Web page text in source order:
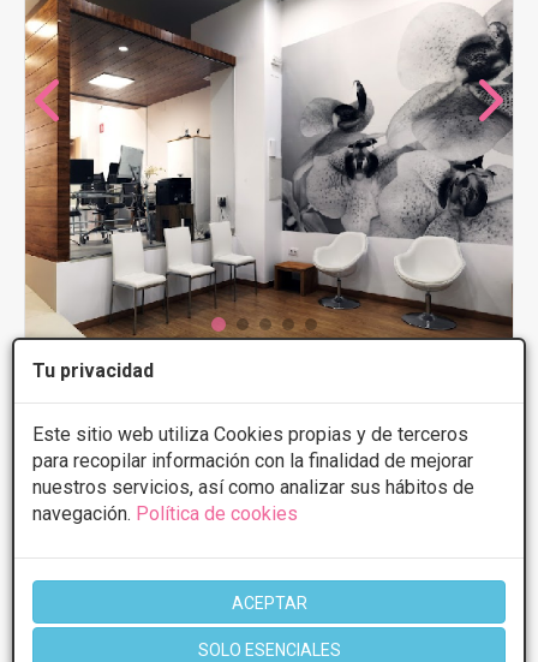
Tu privacidad
Este sitio web utiliza Cookies propias y de terceros
para recopilar información con la finalidad de mejorar
nuestros servicios, así como analizar sus hábitos de
navegación. Política de cookies
ACEPTAR
SOLO ESENCIALES
Clinica Nova - Medicina Estetica
Avenida de los Molinos 7, Córdoba VER MAPA
PRIMERA CONSULTA GRATUITA & FINANCIACIÓN A
Presupuestos con10% de descuento *